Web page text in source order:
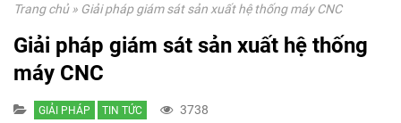
Trang chủ» Giải pháp giám sát sản xuất hệ thống máy CNC
Giải pháp giám sát sản xuất hệ thống
máy CNC
GIẢI PHÁP TIN TỨC 3738